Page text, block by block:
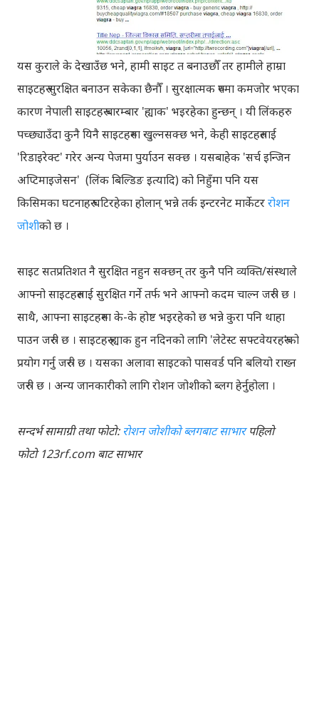
यस कुराले के देखाउँछ भने, हामी साइट त बनाउछौँ तर हामीले हाम्रा
साइटहरु सुरक्षित बनाउन सकेका छैनौँ । सुरक्षात्मक रुपमा कमजोर भएका
कारण नेपाली साइटहरु बारम्बार 'ह्याक' भइरहेका हुन्छन् । यी लिंकहरु
पच्छ्याउँदा कुनै यिनै साइटहरुमा खुल्नसक्छ भने, केही साइटहरुलाई
'रिडाइरेक्ट' गरेर अन्य पेजमा पुर्याउन सक्छ । यसबाहेक 'सर्च इन्जिन
अप्टिमाइजेसन' (लिंक बिल्डिङ इत्यादि) को निहुँमा पनि यस
किसिमका घटनाहरु घटिरहेका होलान् भन्ने तर्क इन्टरनेट मार्केटररोशन
जोशीको छ ।
साइट सतप्रतिशत नै सुरक्षित नहुन सक्छन् तर कुनै पनि व्यक्ति/संस्थाले
आफ्नो साइटहरुलाई सुरक्षित गर्ने तर्फ भने आफ्नो कदम चाल्न जरुरी छ ।
साथै, आफ्ना साइटहरुमा के-के होष्ट भइरहेको छ भन्ने कुरा पनि थाहा
पाउन जरुरी छ । साइटहरु ह्याक हुन नदिनको लागि 'लेटेस्ट सफ्टवेयरहरु'को
प्रयोग गर्नु जरुरी छ । यसका अलावा साइटको पासवर्ड पनि बलियो राख्न
जरुरी छ । अन्य जानकारीको लागि रोशन जोशीको ब्लग हेर्नुहोला ।
सन्दर्भ सामाग्री तथा फोटो:रोशन जोशीको ब्लगबाट साभारपहिलो
फोटो 123rf.com बाट साभार